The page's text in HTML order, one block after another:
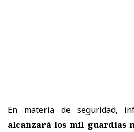
En materia de seguridad,
alcanzará los mil guardias